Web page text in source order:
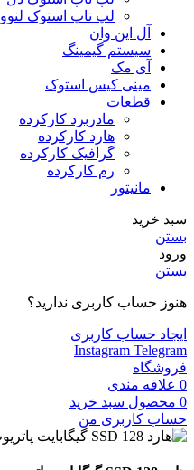
لپ تاپ استوک لنوو
آل این وان
سیستم گیمینگ
آی مک
مینی کیس استوک
قطعات
مادربرد کارکرده
هارد کارکرده
گرافیک کارکرده
رم کارکرده
مانیتور
سبد خرید
بستن
ورود
بستن
هنوز حساب کاربری ندارید؟
ایجاد حساب کاربری
Instagram Telegram
فروشگاه
0 علاقه مندی
0 محصول سبد خرید
حساب کاربری من